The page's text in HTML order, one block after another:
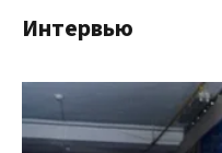
Интервью